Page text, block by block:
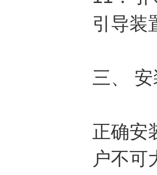
引导装
三、
正确安
户不可